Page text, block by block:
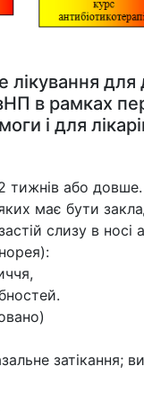
лікування для
в рамках
і для
тижнів або довше.
має бути
слизу в носі
затікання;